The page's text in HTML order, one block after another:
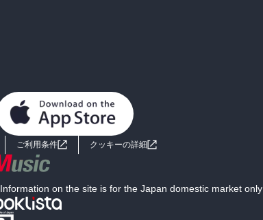
ご利用条件 クッキーの詳細
on the site is for the Japan domestic market only